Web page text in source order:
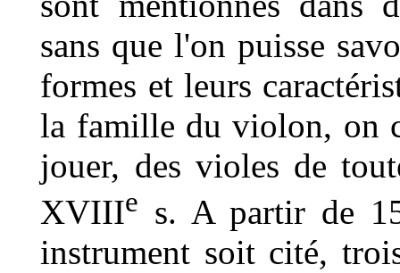
sans que l'on puisse
formes et leurs
la famille du violon, on
jouer, des violes de
XVIIIe s. A partir de
instrument soit cité,